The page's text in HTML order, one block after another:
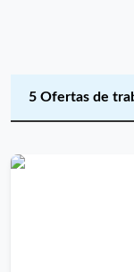
5 Ofertas de